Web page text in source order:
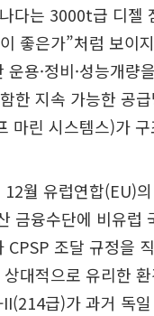
다는 3000t급 디젤
좋은가”처럼 보이
용·정비·성능개량
한 지속 가능한 공
마린 시스템스)가
월 유럽연합(EU)
금융수단에 비유
CPSP 조달 규정을
대적으로 유리한
급)가 과거 독